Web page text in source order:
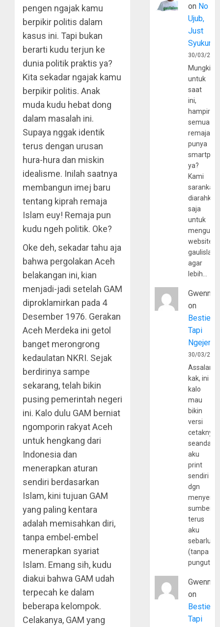
pengen ngajak kamu
berpikir politis dalam
kasus ini. Tapi bukan
berarti kudu terjun ke
dunia politik praktis ya?
Kita sekadar ngajak kamu
berpikir politis. Anak
muda kudu hebat dong
dalam masalah ini.
Supaya nggak identik
terus dengan urusan
hura-hura dan miskin
idealisme. Inilah saatnya
membangun imej baru
tentang kiprah remaja
Islam euy! Remaja pun
kudu ngeh politik. Oke?
Oke deh, sekadar tahu aja
bahwa pergolakan Aceh
belakangan ini, kian
menjadi-jadi setelah GAM
diproklamirkan pada 4
Desember 1976. Gerakan
Aceh Merdeka ini getol
banget merongrong
kedaulatan NKRI. Sejak
berdirinya sampe
sekarang, telah bikin
pusing pemerintah negeri
ini. Kalo dulu GAM berniat
ngomporin rakyat Aceh
untuk hengkang dari
Indonesia dan
menerapkan aturan
sendiri berdasarkan
Islam, kini tujuan GAM
yang paling kentara
adalah memisahkan diri,
tanpa embel-embel
menerapkan syariat
Islam. Emang sih, kudu
diakui bahwa GAM udah
terpecah ke dalam
beberapa kelompok.
Celakanya, GAM yang
on No
Ujub,
Just
Syukur
30/03/
Mungkin
untuk
saat
ini,
hampir
semua
remaja
punya
ya?
Kami
sarankan,
diarahkan
saja
untuk
website
agar
lebih…
Gwenny
on
Bestie
Tapi
30/03/
kak, ini
kalo
mau
bikin
versi
cetaknya
aku
print
sendiri
dgn
sumber
terus
aku
(tanpa
Gwenny
on
Bestie
Tapi